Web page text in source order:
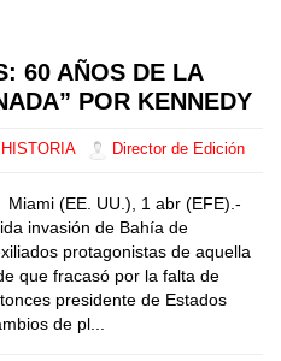
60 AÑOS DE LA
POR KENNEDY
HISTORIA Director de Edición
(EE. UU.), 1 abr (EFE).-
invasión de Bahía de
protagonistas de aquella
que fracasó por la falta de
presidente de Estados
de pl...